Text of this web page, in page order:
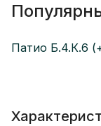
Патио Б.4.К.6